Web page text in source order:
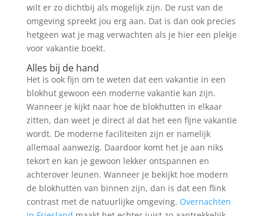
wilt er zo dichtbij als mogelijk zijn. De rust van de
omgeving spreekt jou erg aan. Dat is dan ook precies
hetgeen wat je mag verwachten als je hier een plekje
voor vakantie boekt.
Alles bij de hand
Het is ook fijn om te weten dat een vakantie in een
blokhut gewoon een moderne vakantie kan zijn.
Wanneer je kijkt naar hoe de blokhutten in elkaar
zitten, dan weet je direct al dat het een fijne vakantie
wordt. De moderne faciliteiten zijn er namelijk
allemaal aanwezig. Daardoor komt het je aan niks
tekort en kan je gewoon lekker ontspannen en
achterover leunen. Wanneer je bekijkt hoe modern
de blokhutten van binnen zijn, dan is dat een flink
contrast met de natuurlijke omgeving. Overnachten